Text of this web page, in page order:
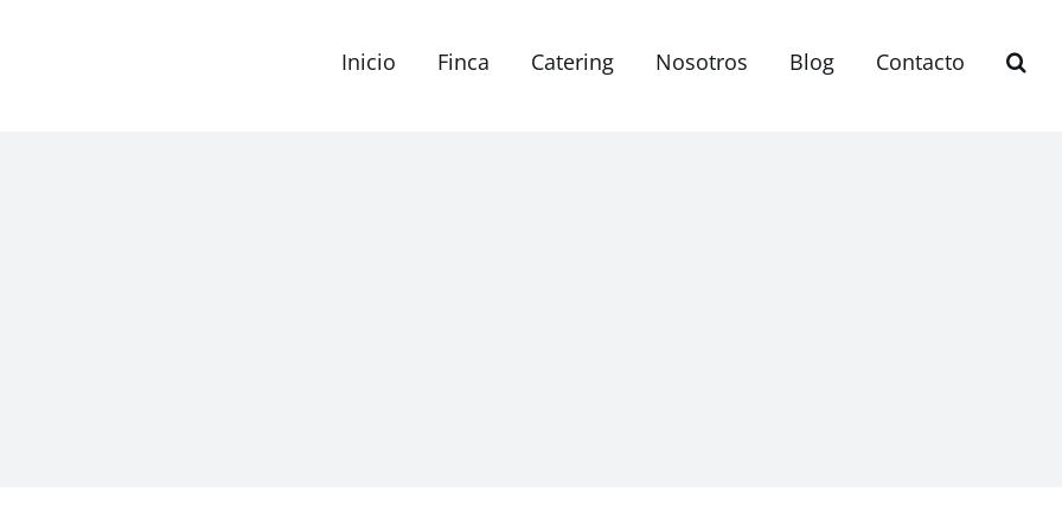
Inicio Finca Catering Nosotros Blog Contacto